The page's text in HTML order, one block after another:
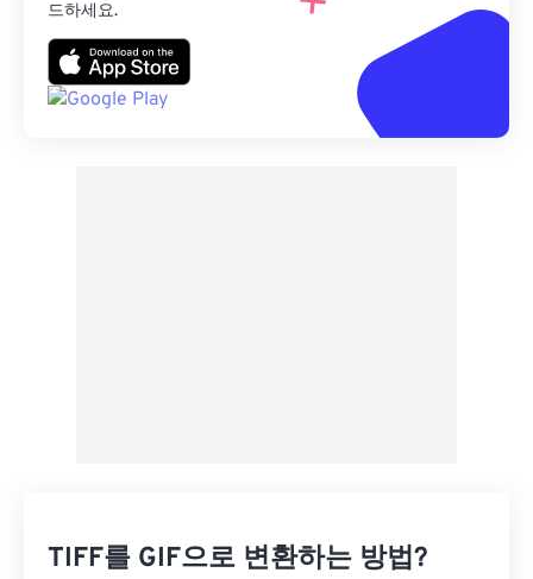
드하세요.
TIFF를 GIF으로 변환하는 방법?